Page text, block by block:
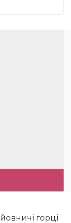
горці